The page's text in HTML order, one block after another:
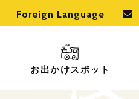
Foreign Language
お出かけスポット